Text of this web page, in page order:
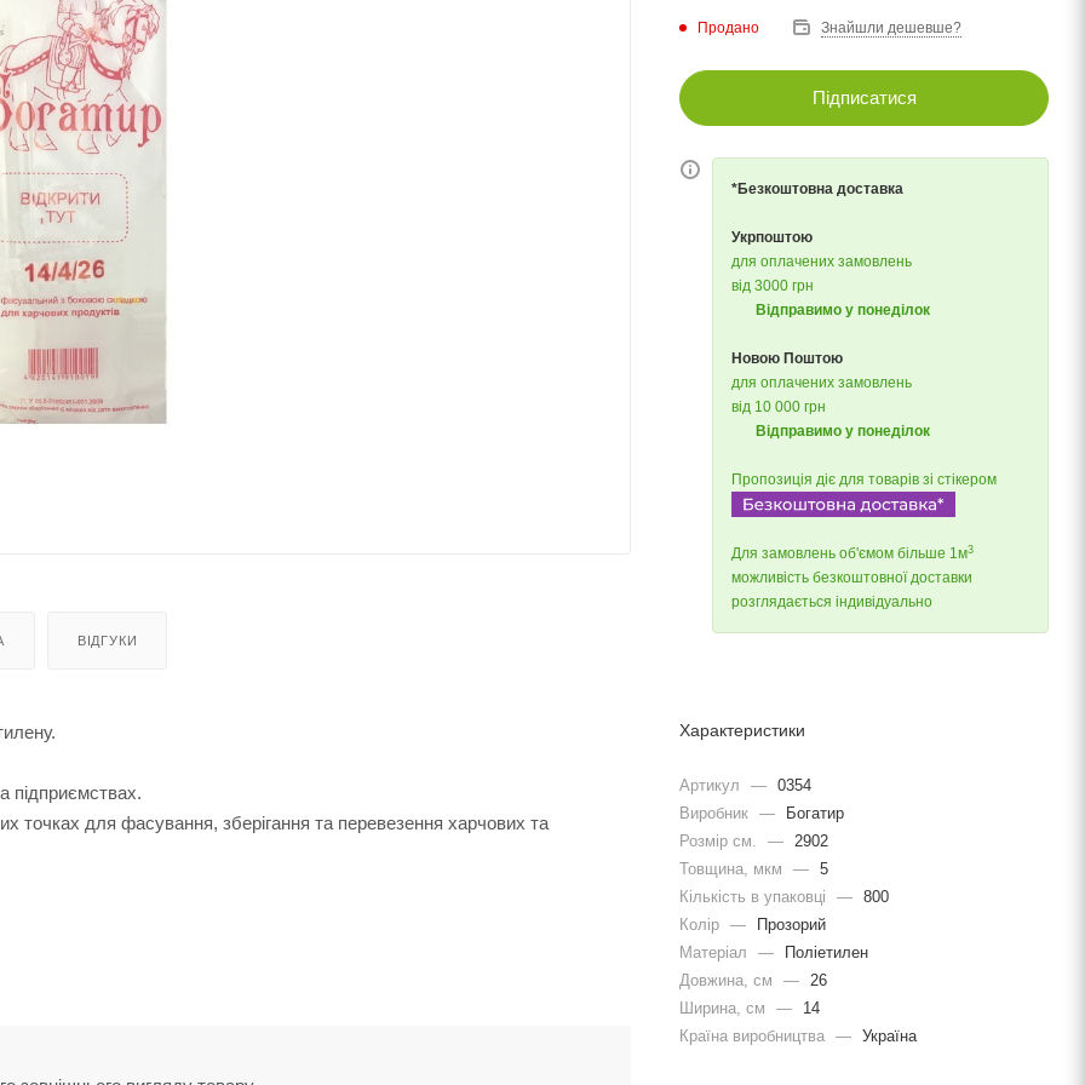
ВІДГУКИ
підприємствах.
точках для фасування, зберігання та перевезення харчових та
Продано Знайшли дешевше?
Підписатися
*Безкоштовна доставка
Укрпоштою
для оплачених замовлень
від 3000 грн
Відправимо у понеділок
Новою Поштою
для оплачених замовлень
від 10 000 грн
Відправимо у понеділок
Пропозиція діє для товарів зі стікером
Для замовлень об'ємом більше 1м3
можливість безкоштовної доставки
розглядається індивідуально
Характеристики
Артикул — 0354
Виробник —
Богатир
Розмір см.
—
2902
Товщина, мкм
— 5
Кількість в упаковці
— 800
Колір —
Прозорий
Матеріал
—
Поліетилен
Довжина, cм
—
26
Ширина, cм
—
14
Країна виробництва — Україна